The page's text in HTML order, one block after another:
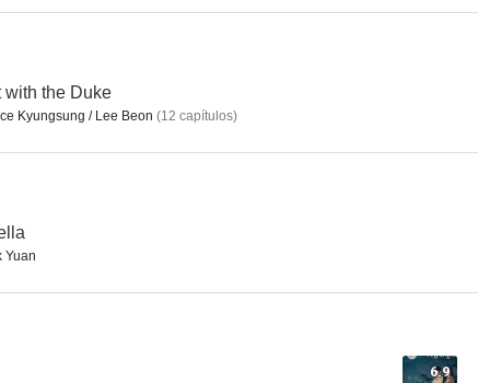
with the Duke
Kyungsung / Lee Beon (12 capítulos)
Yuan
6.9